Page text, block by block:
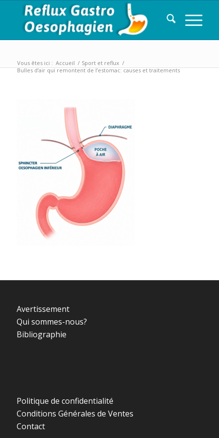
Vous êtes ici : Accueil / Sport et reflux /
Bulles d’air qui remontent de l’estomac: causes et traitements
Avertissement
Qui sommes-nous?
Bibliographie
Politique de confidentialité
Conditions Générales de Ventes
Contact